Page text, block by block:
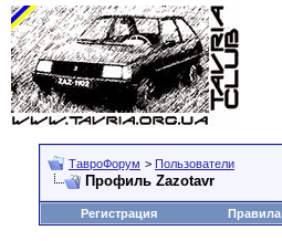
ТавроФорум > Пользователи
Профиль Zazotavr
Регистрация Правила